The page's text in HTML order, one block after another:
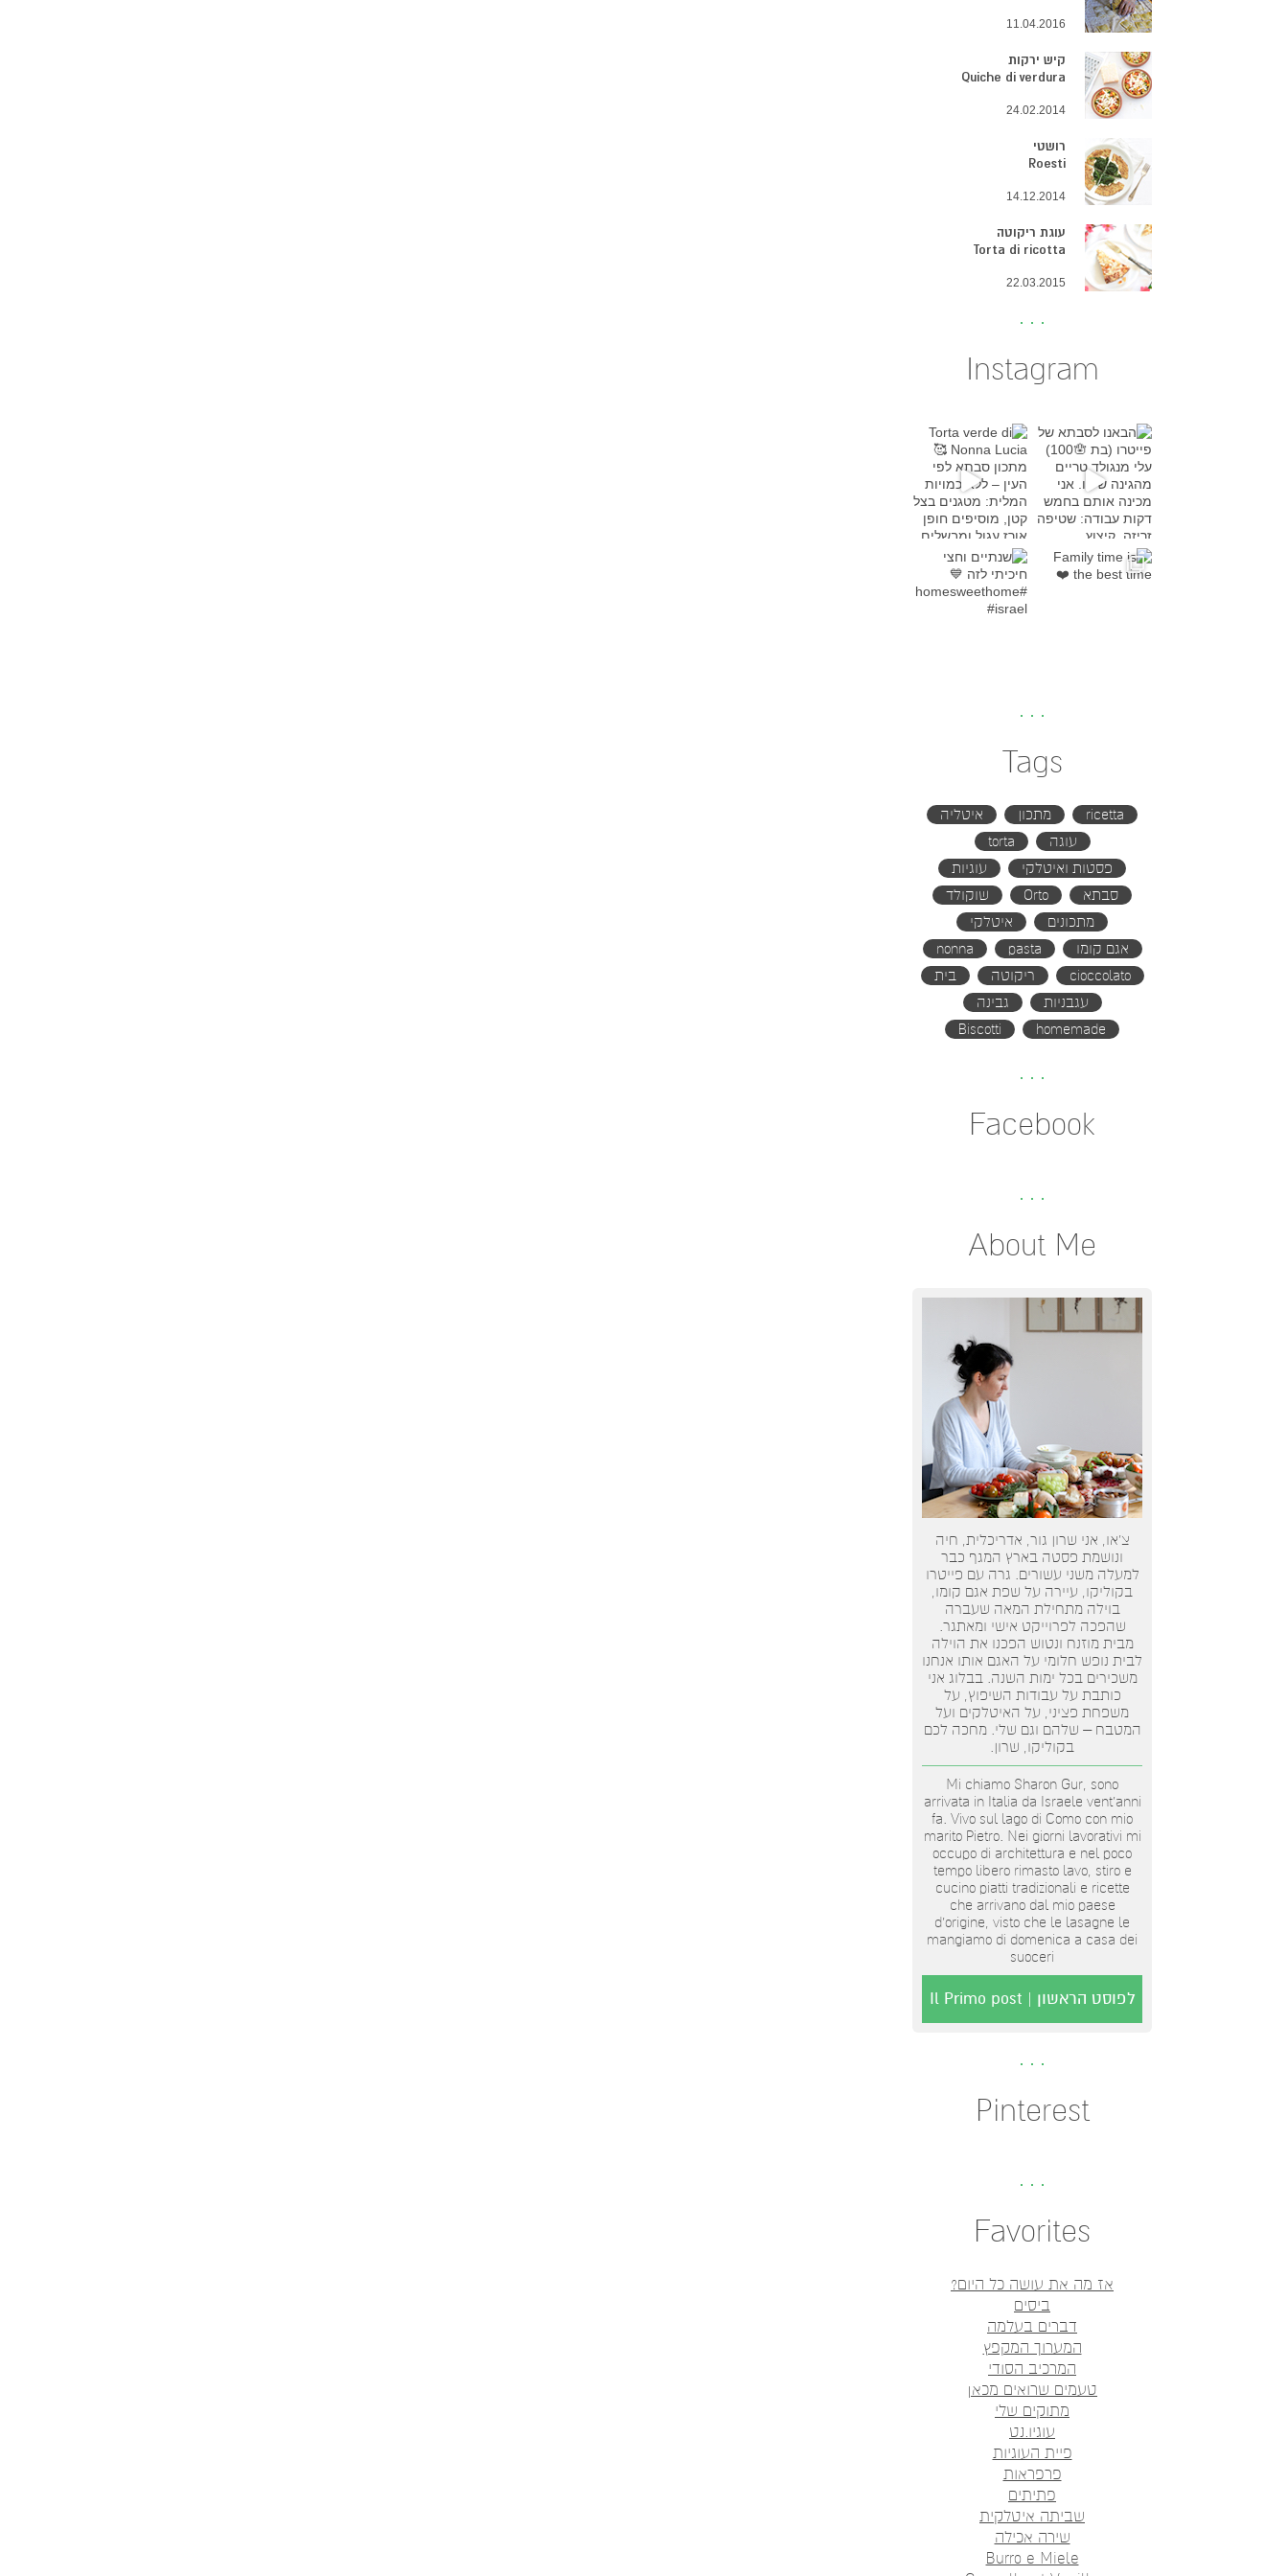
11.04.2016
קיש ירקות
Quiche di verdura
24.02.2014
רושטי
Roesti
14.12.2014
עוגת ריקוטה
Torta di ricotta
22.03.2015
Instagram
Torta verde di Nonna Lucia מתכון סבת
שנתיים וחצי חיכיתי לזה
Tags
ricetta מתכון
איטליה
עוגה
torta
פסטות ואיטלקי
עוגיות
סבתא
Orto
שוקולד
מתכונים
איטלקי
אגם קומו
pasta
nonna
cioccolato
ריקוטה
בית
עגבניות
גבינה
homemade
Biscotti
Facebook
About Me
צ’או, אני שרון גור, אדריכלית, חיה
ונושמת פסטה בארץ המגף כבר
למעלה משני עשורים. גרה עם פייטרו
בקוליקו, עיירה על שפת אגם קומו,
בוילה מתחילת המאה שעברה
שהפכה לפרוייקט אישי ומאתגר.
מבית מוזנח ונטוש הפכנו את הוילה
לבית נופש חלומי על האגם אותו אנחנו
משכירים בכל ימות השנה. בבלוג אני
כותבת על עבודות השיפוץ, על
משפחת פציני, על האיטלקים ועל
המטבח – שלהם וגם שלי. מחכה לכם
בקוליקו, שרון.
Mi chiamo Sharon Gur, sono
arrivata in Italia da Israele vent'anni
fa. Vivo sul lago di Como con mio
marito Pietro. Nei giorni lavorativi mi
occupo di architettura e nel poco
tempo libero rimasto lavo, stiro e
cucino piatti tradizionali e ricette
che arrivano dal mio paese
d’origine, visto che le lasagne le
mangiamo di domenica a casa dei
suoceri
לפוסט הראשון | Il Primo post
Pinterest
Favorites
אז מה את עושה כל היום?
ביסים
דברים בעלמה
המערוך המקפץ
המרכיב הסודי
טעמים שרואים מכאן
מתוקים שלי
עוגיו.נט
פיית העוגיות
פרפראות
פתיתים
שביתה איטלקית
שירה אכילה
Burro e Miele